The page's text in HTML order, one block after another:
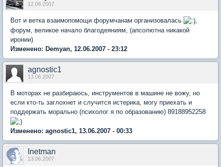
12.06.2007
Вот и ветка взаимопомощи форумчанам организовалась
,
форум, великое начало благодеяниям, (апсолютна никакой
иронии)
Изменено: Demyan, 12.06.2007 - 23:12
agnostic1
13.06.2007
В моторах не разбираюсь, инструментов в машине не вожу, но
если кто-ть заглохнет и случится истерика, могу приехать и
поддержать морально (психолог я по образованию) 89188952258
Изменено: agnostic1, 13.06.2007 - 00:33
Inetman
13.06.2007